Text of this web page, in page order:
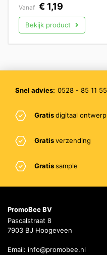
Vanaf € 1,19
Bekijk product
Snel advies: 0528 - 85 11 55
Gratisdigitaal ontwerp
Gratisverzending
Gratissample
PromoBee BV
Pascalstraat 8
7903 BJ Hoogeveen
Email: info@promobee.nl